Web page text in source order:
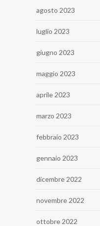
agosto 2023
luglio 2023
giugno 2023
maggio 2023
aprile 2023
marzo 2023
febbraio 2023
gennaio 2023
dicembre 2022
novembre 2022
ottobre 2022